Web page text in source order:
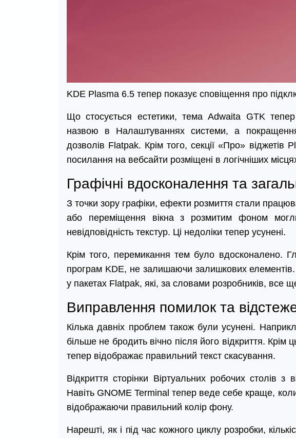
KDE Plasma 6.5 тепер показує сповіщення про
Що стосується естетики, тема Adwaita GTK
назвою в Налаштуваннях системи, а покращення
дозволів Flatpak. Крім того, секції «Про»
посилання на вебсайти розміщені в логічніших
Графічні вдосконалення та
З точки зору графіки, ефекти розмиття стали
або переміщення вікна з розмитим фоном
невідповідність текстур. Ці недоліки тепер усунені.
Крім того, перемикання тем було вдосконалено.
програм KDE, не залишаючи залишкових
у пакетах Flatpak, які, за словами розробників, все
Виправлення помилок та
Кілька давніх проблем також були усунені.
більше не бродить вічно після його відкриття. Крім
тепер відображає правильний текст скасування.
Відкриття сторінки Віртуальних робочих столів
Навіть GNOME Terminal тепер веде себе краще,
відображаючи правильний колір фону.
Нарешті, як і під час кожного циклу розробки,